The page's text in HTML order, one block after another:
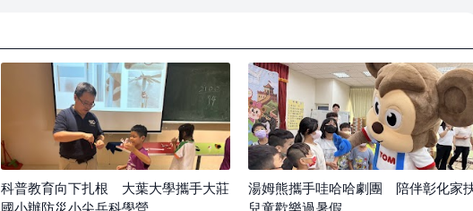
科普教育向下扎根 大葉大學攜手大莊
湯姆熊攜手哇哈哈劇團 陪伴彰化家